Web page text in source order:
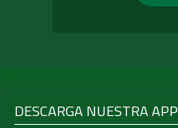
DESCARGA NUESTRA APP